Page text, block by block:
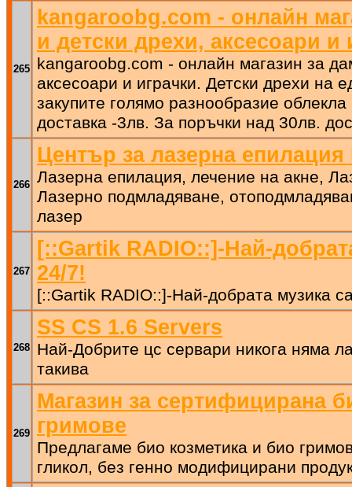
265
kangaroobg.com - онлайн
и детски дрехи, аксесоари и
kangaroobg.com - онлайн магазин за
аксесоари и играчки. Детски дрехи на
закупите голямо разнообразие
доставка -3лв. За поръчки над 30лв.
266
Център за лазерна епилация
Лазерна епилация, лечение на акне,
Лазерно подмладяване,
лазер
267
[::Gartik RADIO::]-Най-
24/7!
[::Gartik RADIO::]-Най-добрата музика
268
SS CS 1.6 Servers
Най-Добрите цс сервари никога няма
такива
269
Магазин за сертифицирана
гримове
Предлагаме био козметика и био
гликол, без генно модифицирани